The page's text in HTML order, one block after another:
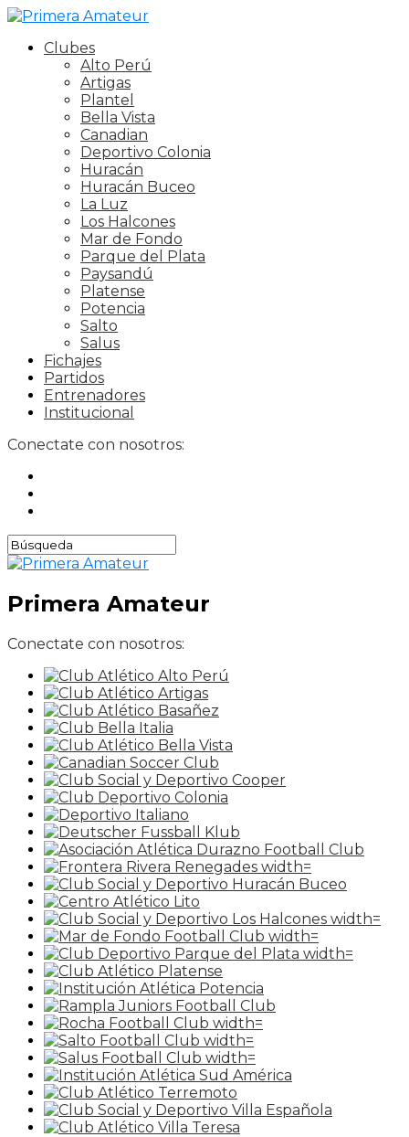
Clubes
Alto Perú
Artigas
Plantel
Bella Vista
Canadian
Deportivo Colonia
Huracán
Huracán Buceo
La Luz
Los Halcones
Mar de Fondo
Parque del Plata
Paysandú
Platense
Potencia
Salto
Salus
Fichajes
Partidos
Entrenadores
Institucional
Conectate con nosotros:
Primera Amateur
Conectate con nosotros: